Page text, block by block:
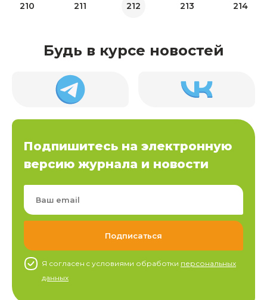
210 211 212 213 214
Будь в курсе новостей
Подпишитесь на электронную
версию журнала и новости
Я согласен c условиями обработки персональных
данных